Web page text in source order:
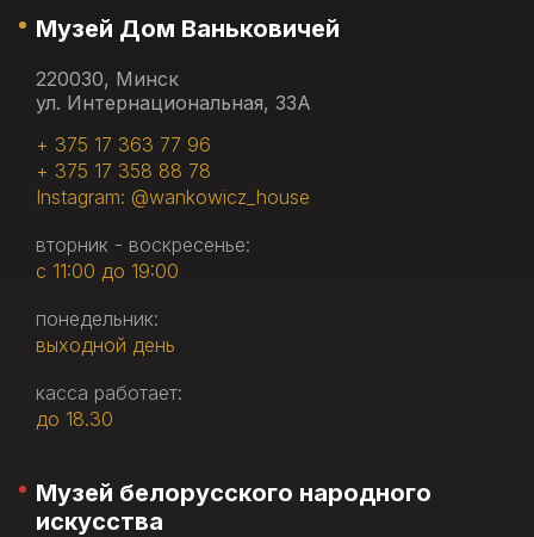
Музей Дом Ваньковичей
220030, Минск
ул. Интернациональная, 33А
+ 375 17 363 77 96
+ 375 17 358 88 78
Instagram: @wankowicz_house
вторник - воскресенье:
с 11:00 до 19:00
понедельник:
выходной день
касса работает:
до 18.30
Музей белорусского народного
искусства